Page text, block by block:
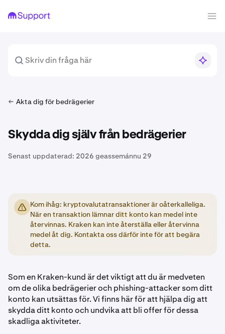
Akta dig för bedrägerier
Skydda dig själv från bedrägerier
Senast uppdaterad: 2026 geassemánnu 29
Kom ihåg: kryptovalutatransaktioner är oåterkalleliga.
När en transaktion lämnar ditt konto kan medel inte
återvinnas. Kraken kan inte återställa eller återvinna
medel åt dig. Kontakta oss därför inte för att begära
detta.
Som en Kraken-kund är det viktigt att du är medveten
om de olika bedrägerier och phishing-attacker som ditt
konto kan utsättas för. Vi finns här för att hjälpa dig att
skydda ditt konto och undvika att bli offer för dessa
skadliga aktiviteter.